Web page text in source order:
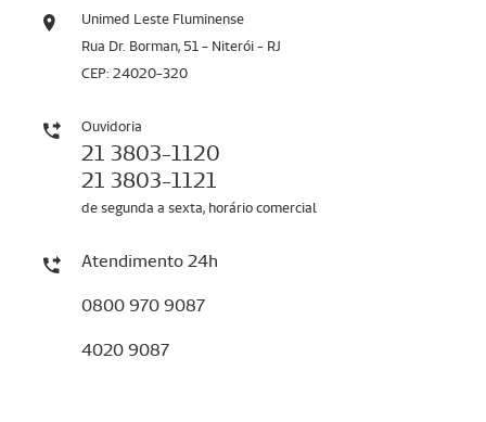
Unimed Leste Fluminense
Rua Dr. Borman, 51 - Niterói - RJ
CEP: 24020-320
Ouvidoria
21 3803-1120
21 3803-1121
de segunda a sexta, horário comercial
Atendimento 24h
0800 970 9087
4020 9087